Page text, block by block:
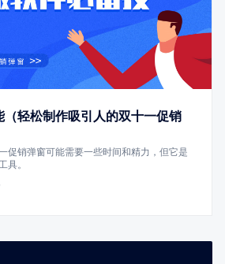
轻松制作吸引人的双十一促销
促销弹窗可能需要一些时间和精力，但它是
具。